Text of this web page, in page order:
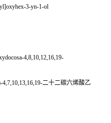
3-yn-1-ol
4,8,10,12,16,19-
4,7,10,13,16,19-二十二碳六烯酸乙